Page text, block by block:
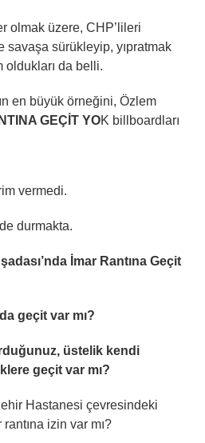
olmak üzere, CHP’lileri
savaşa sürükleyip, yıpratmak
oldukları da belli.
en büyük örneğini, Özlem
GEÇİT YOK billboardları
vermedi.
durmakta.
İmar Rantına Geçit
geçit var mı?
üstelik kendi
geçit var mı?
Hastanesi çevresindeki
izin var mı?